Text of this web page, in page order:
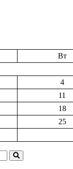
Вт
4
11
18
25